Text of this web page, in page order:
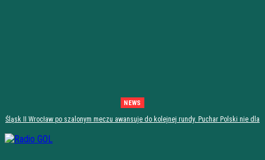
NEWS
Śląsk II Wrocław po szalonym meczu awansuje do kolejnej rundy. Puchar Polski nie dla